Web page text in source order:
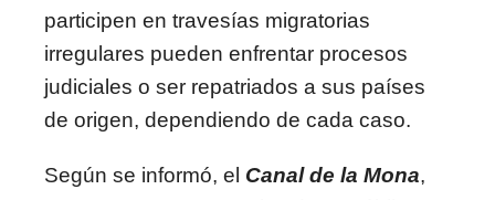
participen en travesías migratorias
irregulares pueden enfrentar procesos
judiciales o ser repatriados a sus países
de origen, dependiendo de cada caso.
Según se informó, el Canal de la Mona,